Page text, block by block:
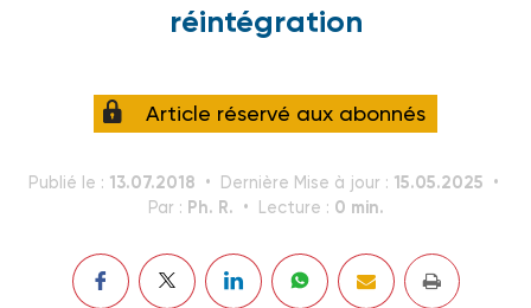
réintégration
Article réservé aux abonnés
Publié le : 13.07.2018 Dernière Mise à jour : 15.05.2025
Par : Ph. R. Lecture : 0 min.